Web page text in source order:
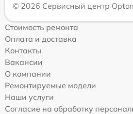
© 2026 Сервисный центр
Стоимость ремонта
Оплата и доставка
Контакты
Вакансии
О компании
Ремонтируемые модели
Наши услуги
Согласие на обработку